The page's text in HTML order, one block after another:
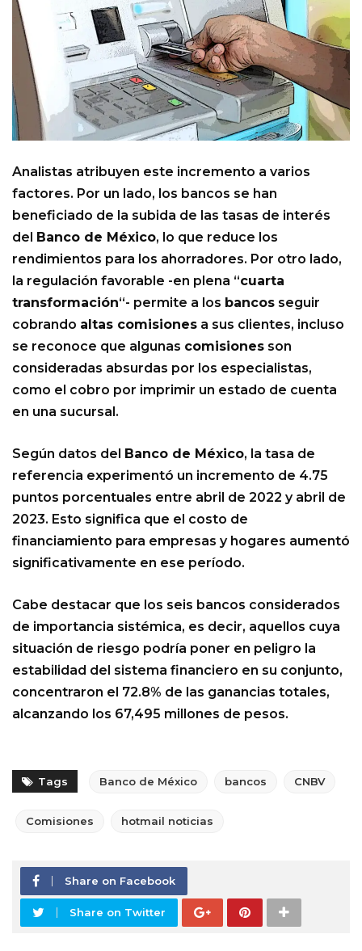
Analistas atribuyen este incremento a varios
factores. Por un lado, los bancos se han
beneficiado de la subida de las tasas de interés
del Banco de México, lo que reduce los
rendimientos para los ahorradores. Por otro lado,
la regulación favorable -en plena “cuarta
transformación“- permite a los bancos seguir
cobrando altas comisiones a sus clientes, incluso
se reconoce que algunas comisiones son
consideradas absurdas por los especialistas,
como el cobro por imprimir un estado de cuenta
en una sucursal.
Según datos del Banco de México, la tasa de
referencia experimentó un incremento de 4.75
puntos porcentuales entre abril de 2022 y abril de
2023. Esto significa que el costo de
financiamiento para empresas y hogares aumentó
significativamente en ese período.
Cabe destacar que los seis bancos considerados
de importancia sistémica, es decir, aquellos cuya
situación de riesgo podría poner en peligro la
estabilidad del sistema financiero en su conjunto,
concentraron el 72.8% de las ganancias totales,
alcanzando los 67,495 millones de pesos.
Tags Banco de México bancos CNBV
Comisiones hotmail noticias
Share on Facebook
Share on Twitter